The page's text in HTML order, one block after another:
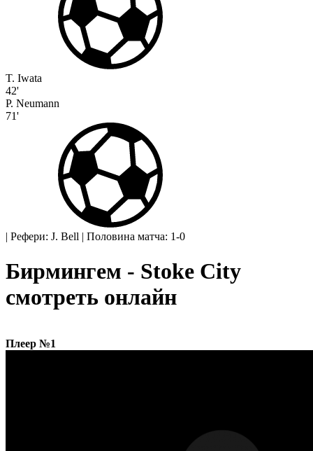
T. Iwata
42'
P. Neumann
71'
| Рефери: J. Bell | Половина матча: 1-0
Бирмингем - Stoke City
смотреть онлайн
Плеер №1